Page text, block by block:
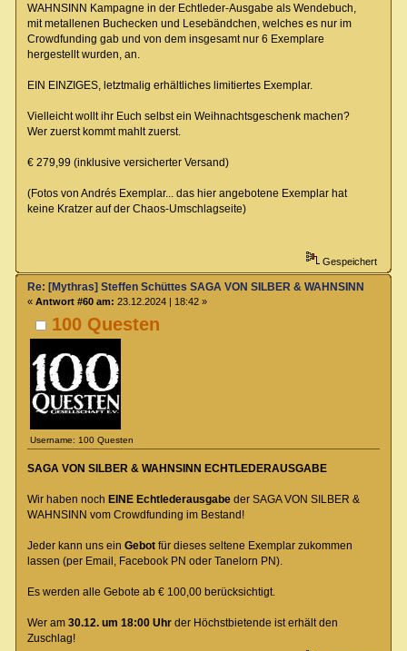
WAHNSINN Kampagne in der Echtleder-Ausgabe als Wendebuch,
mit metallenen Buchecken und Lesebändchen, welches es nur im
Crowdfunding gab und von dem insgesamt nur 6 Exemplare
hergestellt wurden, an.
EIN EINZIGES, letztmalig erhältliches limitiertes Exemplar.
Vielleicht wollt ihr Euch selbst ein Weihnachtsgeschenk machen?
Wer zuerst kommt mahlt zuerst.
€ 279,99 (inklusive versicherter Versand)
(Fotos von Andrés Exemplar... das hier angebotene Exemplar hat
keine Kratzer auf der Chaos-Umschlagseite)
Gespeichert
100 Questen
Username: 100 Questen
Re: [Mythras] Steffen Schüttes SAGA VON SILBER & WAHNSINN
« Antwort #60 am: 23.12.2024 | 18:42 »
SAGA VON SILBER & WAHNSINN ECHTLEDERAUSGABE
Wir haben noch EINE Echtlederausgabeder SAGA VON SILBER &
WAHNSINN vom Crowdfunding im Bestand!
Jeder kann uns ein Gebot für dieses seltene Exemplar zukommen
lassen (per Email, Facebook PN oder Tanelorn PN).
Es werden alle Gebote ab € 100,00 berücksichtigt.
Wer am 30.12. um 18:00 Uhrder Höchstbietende ist erhält den
Zuschlag!